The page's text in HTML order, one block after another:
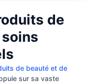
de
de beauté et de
sur sa vaste